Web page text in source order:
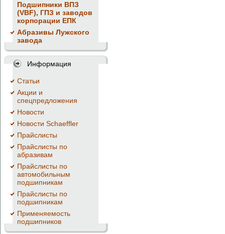
Подшипники ВПЗ
(VBF), ГПЗ и заводов
корпорации ЕПК
Абразивы Лужского
завода
Информация
Cтатьи
Акции и
спецпредложения
Новости
Новости Schaeffler
Прайслисты
Прайслисты по
абразивам
Прайслисты по
автомобильным
подшипникам
Прайслисты по
подшипникам
Применяемость
подшипников